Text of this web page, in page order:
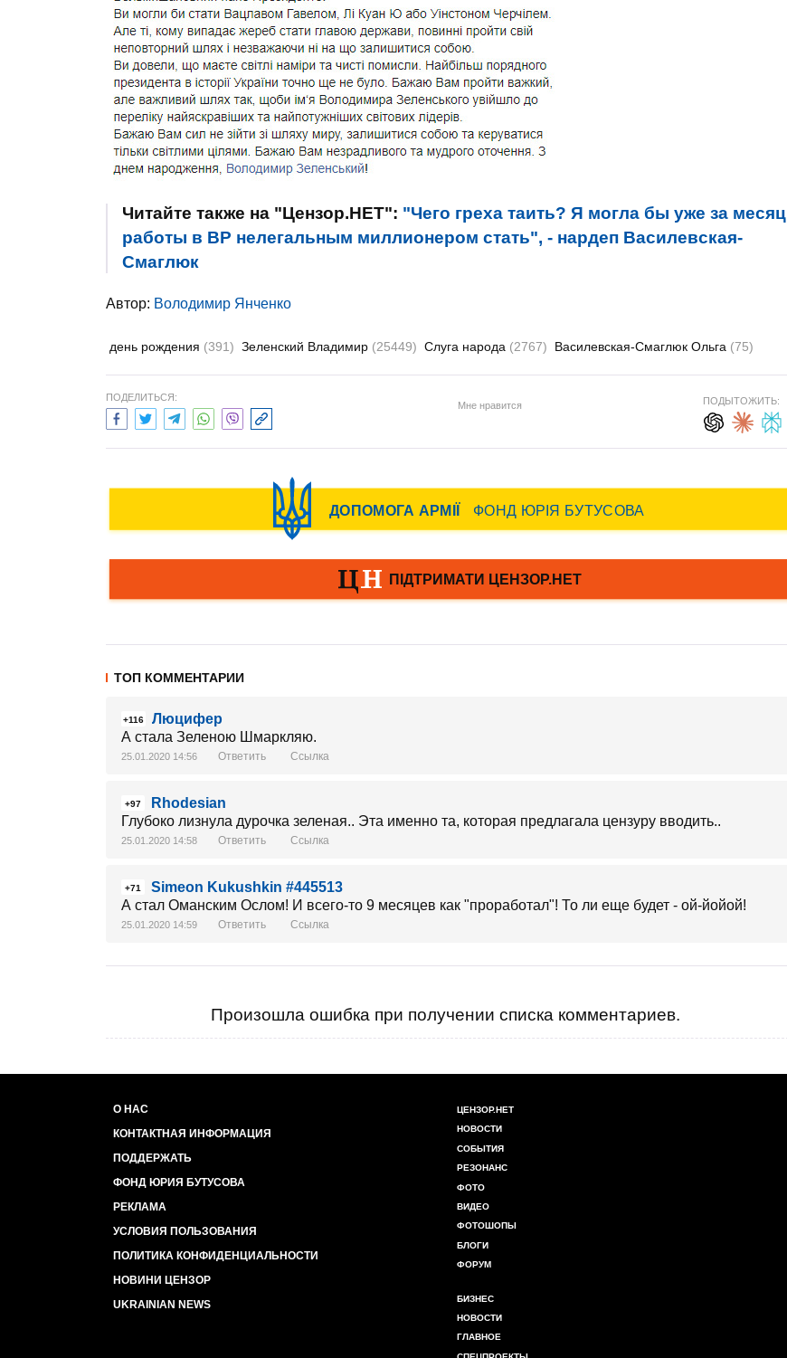
Читайте также на "Цензор.НЕТ": "Чего греха таить? Я могла бы уже за месяц
работы в ВР нелегальным миллионером стать", - нардеп Василевская-
Смаглюк
Автор: Володимир Янченко
день рождения (391) Зеленский Владимир (25449) Слуга народа (2767) Василевская-Смаглюк Ольга (75)
ПОДЕЛИТЬСЯ:
Мне нравится ПОДЫТОЖИТЬ:
ТОП КОММЕНТАРИИ
+116
Люцифер
А стала Зеленою Шмаркляю.
25.01.2020 14:56 Ответить Ссылка
+97
Rhodesian
Глубоко лизнула дурочка зеленая.. Эта именно та, которая предлагала цензуру вводить..
25.01.2020 14:58 Ответить Ссылка
+71
Simeon Kukushkin #445513
А стал Оманским Ослом! И всего-то 9 месяцев как "проработал"! То ли еще будет - ой-йойой!
25.01.2020 14:59 Ответить Ссылка
Произошла ошибка при получении списка комментариев.
О НАС
КОНТАКТНАЯ ИНФОРМАЦИЯ
ПОДДЕРЖАТЬ
ФОНД ЮРИЯ БУТУСОВА
РЕКЛАМА
УСЛОВИЯ ПОЛЬЗОВАНИЯ
ПОЛИТИКА КОНФИДЕНЦИАЛЬНОСТИ
НОВИНИ ЦЕНЗОР
UKRAINIAN NEWS
ЦЕНЗОР.НЕТ
НОВОСТИ
СОБЫТИЯ
РЕЗОНАНС
ФОТО
ВИДЕО
ФОТОШОПЫ
БЛОГИ
ФОРУМ
БИЗНЕС
НОВОСТИ
ГЛАВНОЕ